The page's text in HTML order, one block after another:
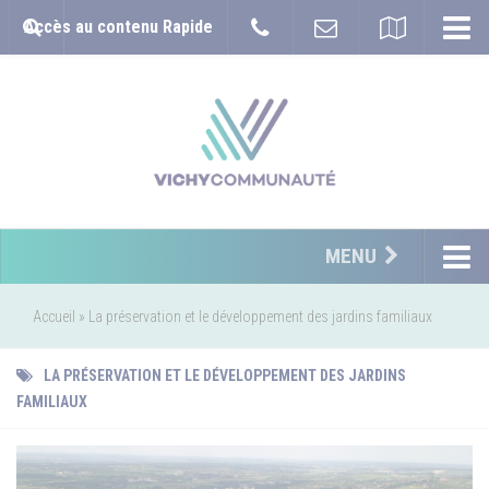
Accès au contenu Rapide
MENU
Accueil » La préservation et le développement des jardins familiaux
LA PRÉSERVATION ET LE DÉVELOPPEMENT DES JARDINS
FAMILIAUX